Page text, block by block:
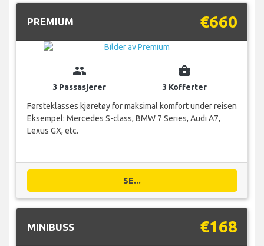
PREMIUM €660
group
3 Passasjerer
business_center
3 Kofferter
Førsteklasses kjøretøy for maksimal komfort under reisen
Eksempel: Mercedes S-class, BMW 7 Series, Audi A7,
Lexus GX, etc.
SE...
MINIBUSS €168